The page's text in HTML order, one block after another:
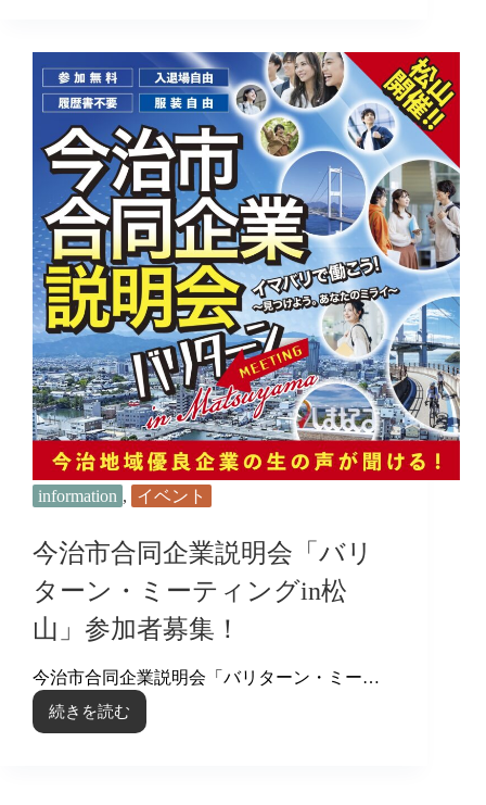
開
催
同
企
業
説
明
会
『バ
リ
タ
ン・
ミ
ー
テ
ィ
ン
グ』
加
者
募
集！
information , イベント
今治市合同企業説明会「バリ
ターン・ミーティングin松
山」参加者募集！
今治市合同企業説明会「バリターン・ミー…
続きを読む
今